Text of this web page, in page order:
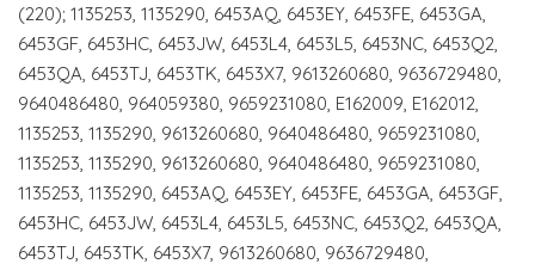
(220); 1135253, 1135290, 6453AQ, 6453EY, 6453FE, 6453GA,
6453GF, 6453HC, 6453JW, 6453L4, 6453L5, 6453NC, 6453Q2,
6453QA, 6453TJ, 6453TK, 6453X7, 9613260680, 9636729480,
9640486480, 964059380, 9659231080, E162009, E162012,
1135253, 1135290, 9613260680, 9640486480, 9659231080,
1135253, 1135290, 9613260680, 9640486480, 9659231080,
1135253, 1135290, 6453AQ, 6453EY, 6453FE, 6453GA, 6453GF,
6453HC, 6453JW, 6453L4, 6453L5, 6453NC, 6453Q2, 6453QA,
6453TJ, 6453TK, 6453X7, 9613260680, 9636729480,